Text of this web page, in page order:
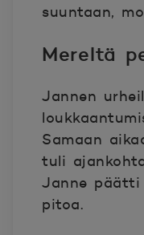
suuntaan,
Mereltä
Jannen
Samaan
tuli
Janne
pitoa.